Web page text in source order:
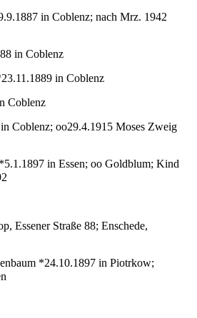
in Coblenz; nach Mrz. 1942
in Coblenz
in Coblenz
Coblenz
Coblenz; oo29.4.1915 Moses Zweig
in Essen; oo Goldblum; Kind
Essener Straße 88; Enschede,
*24.10.1897 in Piotrkow;